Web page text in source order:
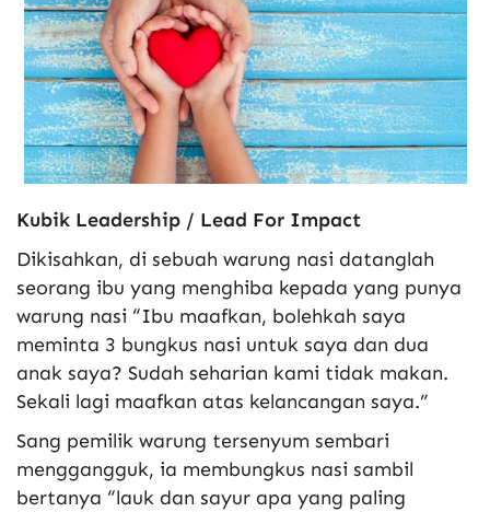
Kubik Leadership / Lead For Impact
Dikisahkan, di sebuah warung nasi datanglah
seorang ibu yang menghiba kepada yang punya
warung nasi “Ibu maafkan, bolehkah saya
meminta 3 bungkus nasi untuk saya dan dua
anak saya? Sudah seharian kami tidak makan.
Sekali lagi maafkan atas kelancangan saya.”
Sang pemilik warung tersenyum sembari
menggangguk, ia membungkus nasi sambil
bertanya “lauk dan sayur apa yang paling